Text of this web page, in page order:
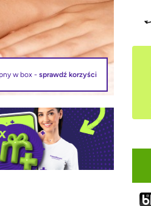
w box -sprawdź korzyści